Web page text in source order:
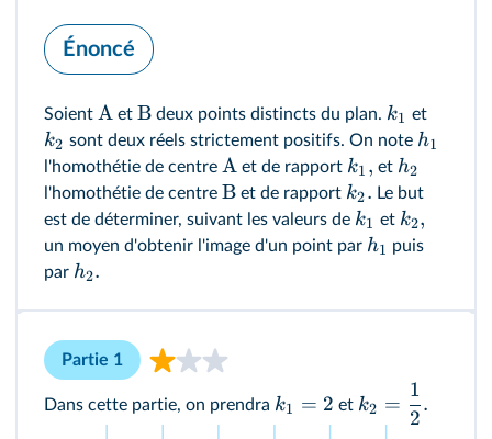
Énoncé
Soient A et B deux points distincts du plan. k1 et
k2 sont deux réels strictement positifs. On note h1
l'homothétie de centre A et de rapport k1 , et h2
l'homothétie de centre B et de rapport k2. Le but
est de déterminer, suivant les valeurs de k1 et k2,
un moyen d'obtenir l'image d'un point par h1 puis
par h2.
Partie 1
Dans cette partie, on prendra k1 = 2 et k2 =
2
1
.